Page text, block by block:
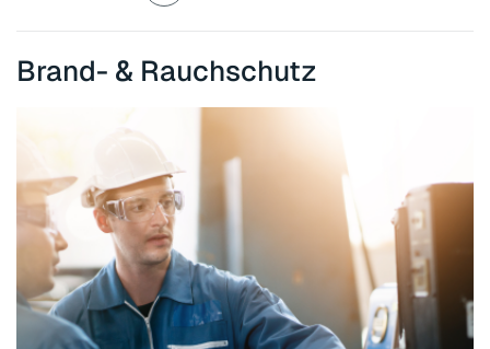
Brand- & Rauchschutz